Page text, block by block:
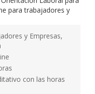
y Empresas,
con las horas